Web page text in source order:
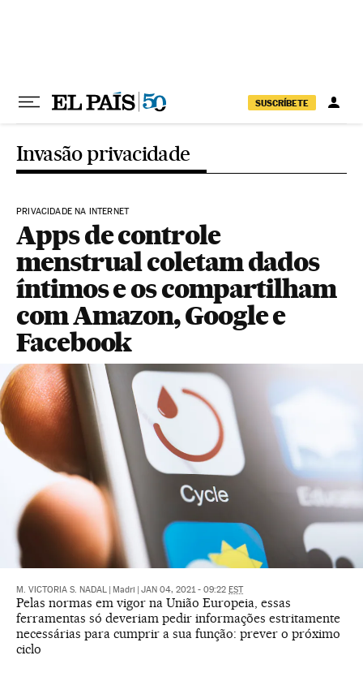
SUSCRÍBETE
Invasão privacidade
PRIVACIDADE NA INTERNET
Apps de controle
menstrual coletam dados
íntimos e os compartilham
com Amazon, Google e
Facebook
M. VICTORIA S. NADAL Madri JAN 04, 2021 - 09:22 EST
Pelas normas em vigor na União Europeia, essas
ferramentas só deveriam pedir informações estritamente
necessárias para cumprir a sua função: prever o próximo
ciclo